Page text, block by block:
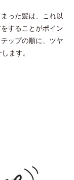
った髪は、これ以
することがポイン
ップの順に、ツヤ
ます。